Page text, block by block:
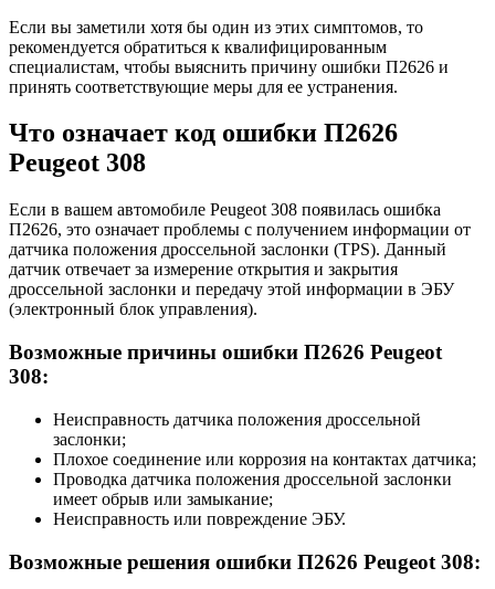
Если вы заметили хотя бы один из этих симптомов, то
рекомендуется обратиться к квалифицированным
специалистам, чтобы выяснить причину ошибки П2626 и
принять соответствующие меры для ее устранения.
Что означает код ошибки П2626
Peugeot 308
Если в вашем автомобиле Peugeot 308 появилась ошибка
П2626, это означает проблемы с получением информации от
датчика положения дроссельной заслонки (TPS). Данный
датчик отвечает за измерение открытия и закрытия
дроссельной заслонки и передачу этой информации в ЭБУ
(электронный блок управления).
Возможные причины ошибки П2626 Peugeot
308:
Неисправность датчика положения дроссельной
заслонки;
Плохое соединение или коррозия на контактах датчика;
Проводка датчика положения дроссельной заслонки
имеет обрыв или замыкание;
Неисправность или повреждение ЭБУ.
Возможные решения ошибки П2626 Peugeot 308: